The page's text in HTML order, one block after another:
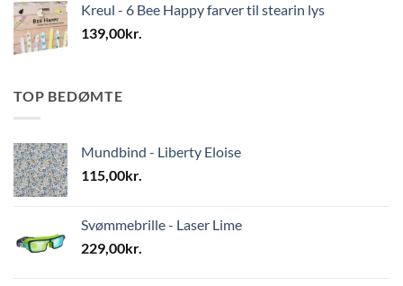
Kreul - 6 Bee Happy farver til stearin lys
139,00kr.
TOP BEDØMTE
Mundbind - Liberty Eloise
115,00kr.
Svømmebrille - Laser Lime
229,00kr.